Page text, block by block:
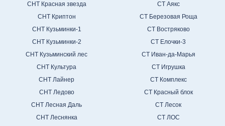
СНТ Красная звезда
СНТ Криптон
СНТ Кузьминки-1
СНТ Кузьминки-2
СНТ Кузьминский лес
СНТ Культура
СНТ Лайнер
СНТ Ледово
СНТ Лесная Даль
СНТ Леснянка
СТ Аякс
СТ Березовая Роща
СТ Востряково
СТ Елочки-3
СТ Иван-да-Марья
СТ Игрушка
СТ Комплекс
СТ Красный блок
СТ Лесок
СТ ЛОС